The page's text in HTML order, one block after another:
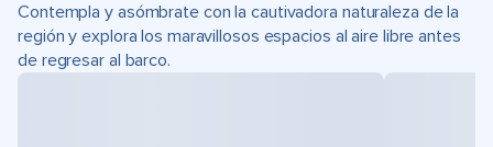
Contempla y asómbrate con la cautivadora naturaleza de la
región y explora los maravillosos espacios al aire libre antes
de regresar al barco.